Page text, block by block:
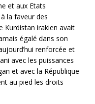
et aux Etats
la faveur des
Kurdistan irakien avait
égalé dans son
renforcée et
avec les puissances
et avec la République
au pied les droits